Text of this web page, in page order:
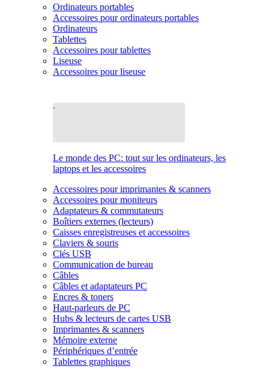
Ordinateurs portables
Accessoires pour ordinateurs portables
Ordinateurs
Tablettes
Accessoires pour tablettes
Liseuse
Accessoires pour liseuse
Le monde des PC: tout sur les ordinateurs, les
laptops et les accessoires
Accessoires pour imprimantes & scanners
Accessoires pour moniteurs
Adaptateurs & commutateurs
Boîtiers externes (lecteurs)
Caisses enregistreuses et accessoires
Claviers & souris
Clés USB
Communication de bureau
Câbles
Câbles et adaptateurs PC
Encres & toners
Haut-parleurs de PC
Hubs & lecteurs de cartes USB
Imprimantes & scanners
Mémoire externe
Périphériques d’entrée
Tablettes graphiques